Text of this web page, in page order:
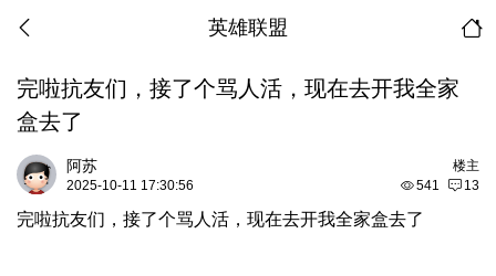
英雄联盟
完啦抗友们，接了个骂人活，现在去开我全家
盒去了
楼主
阿苏
541 13
2025-10-11 17:30:56
完啦抗友们，接了个骂人活，现在去开我全家盒去了